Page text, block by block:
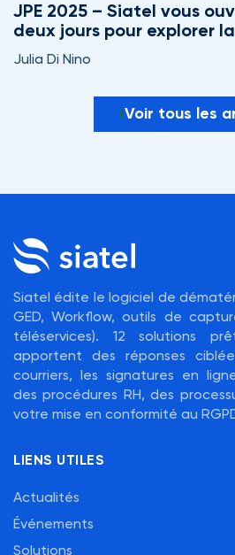
JPE 2025 – Siatel vous
deux jours pour explorer
Julia Di Nino
Voir tous les
Siatel édite le logiciel de
GED, Workflow, outils de
téléservices). 12 solutions
apportent des réponses
courriers, les signatures en
des procédures RH, des
votre mise en conformité au
LIENS UTILES
Actualités
Événements
Solutions